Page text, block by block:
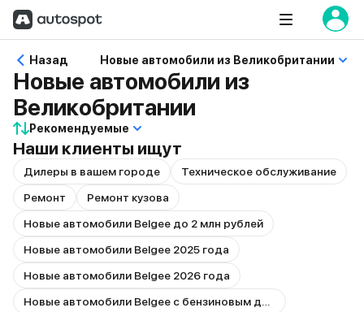
Назад Новые автомобили из Великобритании
Новые автомобили из
Великобритании
Рекомендуемые
Наши клиенты ищут
Дилеры в вашем городе
Техническое обслуживание
Ремонт
Ремонт кузова
Новые автомобили Belgee до 2 млн рублей
Новые автомобили Belgee 2025 года
Новые автомобили Belgee 2026 года